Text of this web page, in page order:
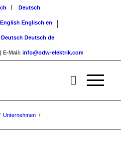
Deutsch
English Englisch en
Deutsch Deutsch de
E-Mail: info@odw-elektrik.com
Unternehmen /